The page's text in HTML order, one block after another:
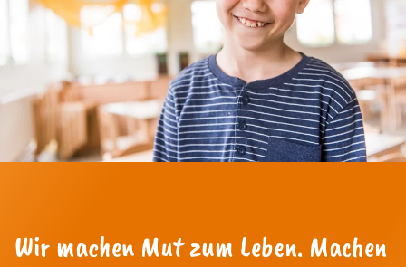
Wir machen Mut zum Leben. Machen